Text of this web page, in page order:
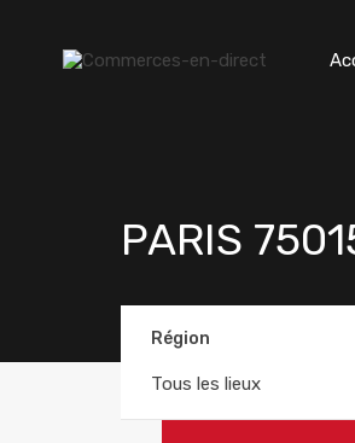
PARIS
Région
Tous les lieux